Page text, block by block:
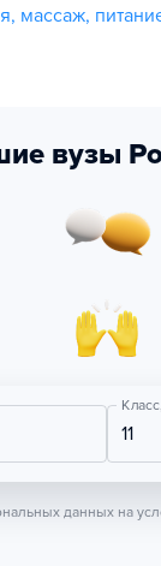
массаж,
вузы
11
данных на